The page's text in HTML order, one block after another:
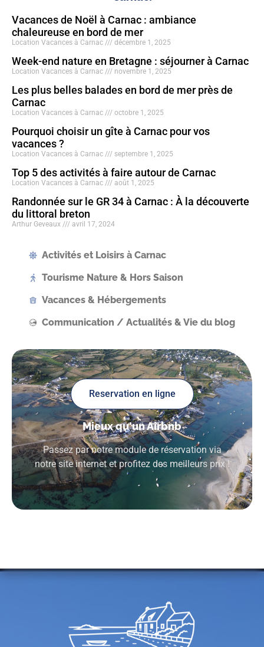
Vacances de Noël à Carnac : ambiance
chaleureuse en bord de mer
Location Vacances à Carnac décembre 1, 2025
Week-end nature en Bretagne : séjourner à Carnac
Location Vacances à Carnac novembre 1, 2025
Les plus belles balades en bord de mer près de
Carnac
Location Vacances à Carnac octobre 1, 2025
Pourquoi choisir un gîte à Carnac pour vos
vacances ?
Location Vacances à Carnac septembre 1, 2025
Top 5 des activités à faire autour de Carnac
Location Vacances à Carnac août 1, 2025
Randonnée sur le GR 34 à Carnac : À la découverte
du littoral breton
Arthur Geveaux avril 17, 2024
Activités et Loisirs à Carnac
Tourisme Nature & Hors Saison
Vacances & Hébergements
Communication / Actualités & Vie du blog
Reservation en ligne
Mieux qu'un Airbnb
Passez par notre module de réservation via
notre site internet et profitez des meilleurs prix !